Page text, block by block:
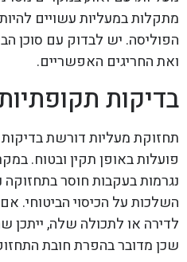
מתקלות במעליות עשויים להיות
הפוליסה. יש לבדוק עם סוכן
ואת החריגים האפשריים.
בדיקות
תחזוקת מעליות דורשת
פועלות באופן תקין ובטוח.
נגרמות בעקבות חוסר בתחזוקה
השלכות על הכיסוי הביטוחי.
לדירה או לתכולה שלה, ייתכן
שכן מדובר בהפרת חובת